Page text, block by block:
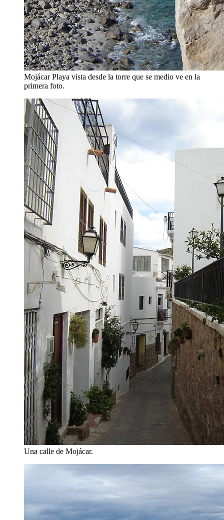
Mojácar Playa vista desde la torre que se medio ve en la
primera foto.
Una calle de Mojácar.